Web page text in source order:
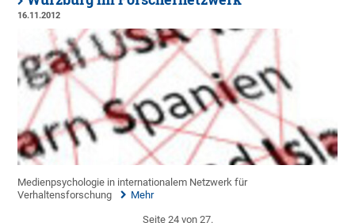
16.11.2012
Medienpsychologie in internationalem Netzwerk für
Verhaltensforschung
Mehr
Seite 24 von 27.